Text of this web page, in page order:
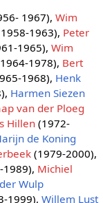
1967), Wim
1963), Peter
1965), Wim
1978), Bert
1968), Henk
Harmen Siezen
van der Ploeg
Hillen(1972-
de Koning
(1979-2000),
Michiel
Wulp
1999), Willem Lust